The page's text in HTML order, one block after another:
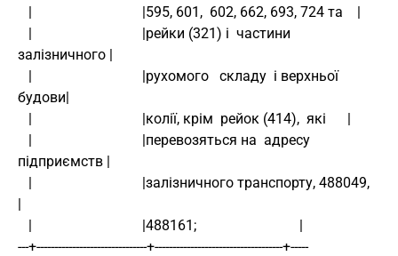
   |                               |595, 601,  602, 662, 693, 724 та    |
залізничного |
будови|
   |                               |колії, крім  рейок (414),  які      |
підприємств |
|
   |                               |488161;                             |
---+-------------------------------+------------------------------------+-----